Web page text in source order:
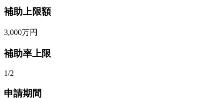
補助上限額
3,000万円
補助率上限
1/2
申請期間